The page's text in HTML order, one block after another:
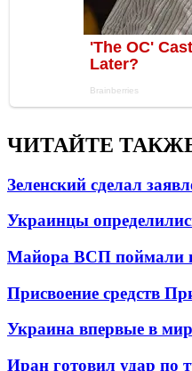
ЧИТАЙТЕ
Зеленский сделал
Украинцы
Майора ВСП поймали
Присвоение средств
Украина впервые в
Иран готовил удар по